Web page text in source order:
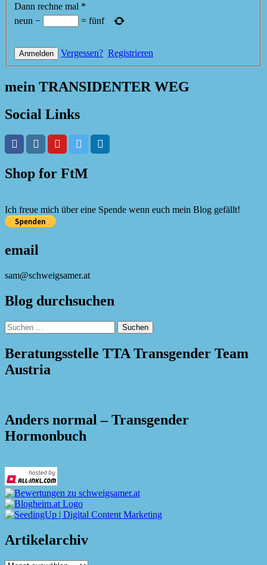
Dann rechne mal *
neun − = fünf
Vergessen? Registrieren
mein TRANSIDENTER WEG
Social Links
Shop for FtM
Ich freue mich über eine Spende wenn euch mein Blog gefällt!
email
sam@schweigsamer.at
Blog durchsuchen
Suchen
nach:
Beratungsstelle TTA Transgender Team
Austria
Anders normal – Transgender
Hormonbuch
Artikelarchiv